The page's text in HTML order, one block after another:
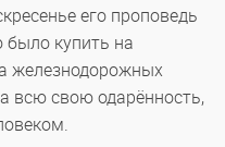
его проповедь
купить на
железнодорожных
всю свою одарённость,